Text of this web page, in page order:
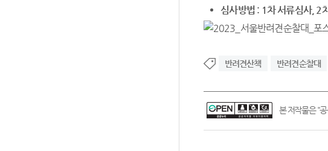
심사방법 : 1차 서류심사, 2
반려견산책 반려견순찰대
본 저작물은 "